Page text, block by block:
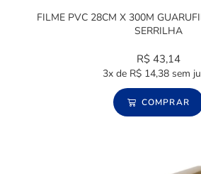
FILME PVC 28CM X 300M
SERRILHA
R$ 43,14
3x de R$14,38sem
COMPRAR